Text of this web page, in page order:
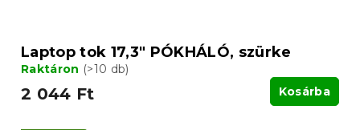
Laptop tok 17,3" PÓKHÁLÓ, szürke
Raktáron (>10 db)
2 044 Ft Kosárba